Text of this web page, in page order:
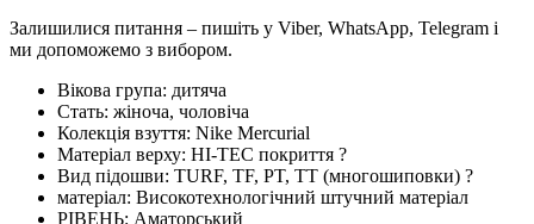
Залишилися питання – пишіть у Viber, WhatsApp, Telegram і
ми допоможемо з вибором.
Вікова група: дитяча
Стать: жіноча, чоловіча
Колекція взуття: Nike Mercurial
Матеріал верху: HI-TEC покриття ?
Вид підошви: TURF, TF, PT, TT (многошиповки) ?
матеріал: Високотехнологічний штучний матеріал
РІВЕНЬ: Аматорський